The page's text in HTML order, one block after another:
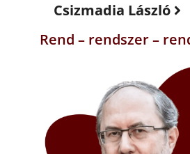
Csizmadia László
Rend – rendszer –